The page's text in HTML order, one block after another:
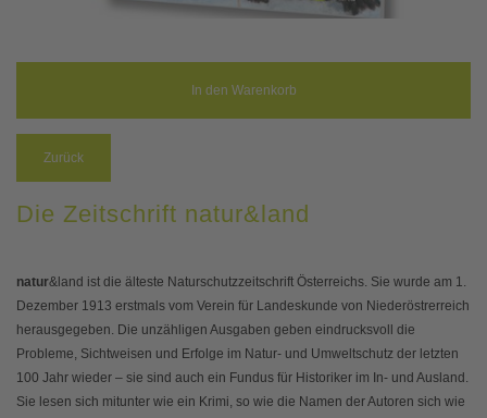
Zurück
Die Zeitschrift natur&land
natur&land ist die älteste Naturschutzzeitschrift Österreichs. Sie wurde am 1.
Dezember 1913 erstmals vom Verein für Landeskunde von Niederöstrerreich
herausgegeben. Die unzähligen Ausgaben geben eindrucksvoll die
Probleme, Sichtweisen und Erfolge im Natur- und Umweltschutz der letzten
100 Jahr wieder – sie sind auch ein Fundus für Historiker im In- und Ausland.
Sie lesen sich mitunter wie ein Krimi, so wie die Namen der Autoren sich wie